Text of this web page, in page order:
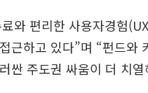
와 편리한 사용자경험
근하고 있다”며 “펀드와
싼 주도권 싸움이 더 치